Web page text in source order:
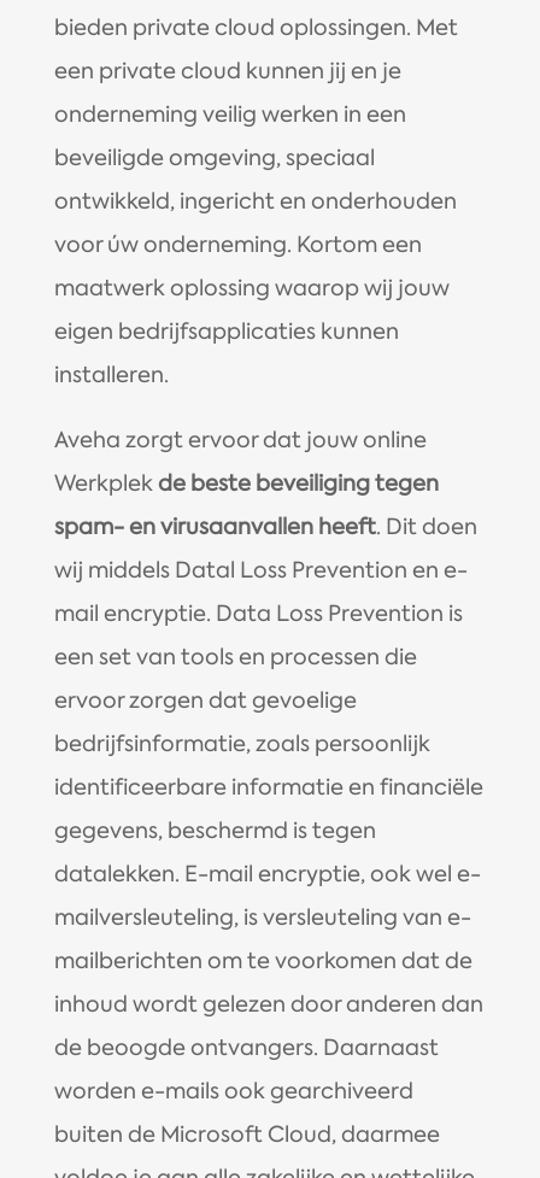
bieden private cloud oplossingen. Met
een private cloud kunnen jij en je
onderneming veilig werken in een
beveiligde omgeving, speciaal
ontwikkeld, ingericht en onderhouden
voor úw onderneming. Kortom een
maatwerk oplossing waarop wij jouw
eigen bedrijfsapplicaties kunnen
installeren.
Aveha zorgt ervoor dat jouw online
Werkplekde beste beveiliging tegen
spam- en virusaanvallen heeft. Dit doen
wij middels Datal Loss Prevention en e-
mail encryptie. Data Loss Prevention is
een set van tools en processen die
ervoor zorgen dat gevoelige
bedrijfsinformatie, zoals persoonlijk
identificeerbare informatie en financiële
gegevens, beschermd is tegen
datalekken. E-mail encryptie, ook wel e-
mailversleuteling, is versleuteling van e-
mailberichten om te voorkomen dat de
inhoud wordt gelezen door anderen dan
de beoogde ontvangers. Daarnaast
worden e-mails ook gearchiveerd
buiten de Microsoft Cloud, daarmee